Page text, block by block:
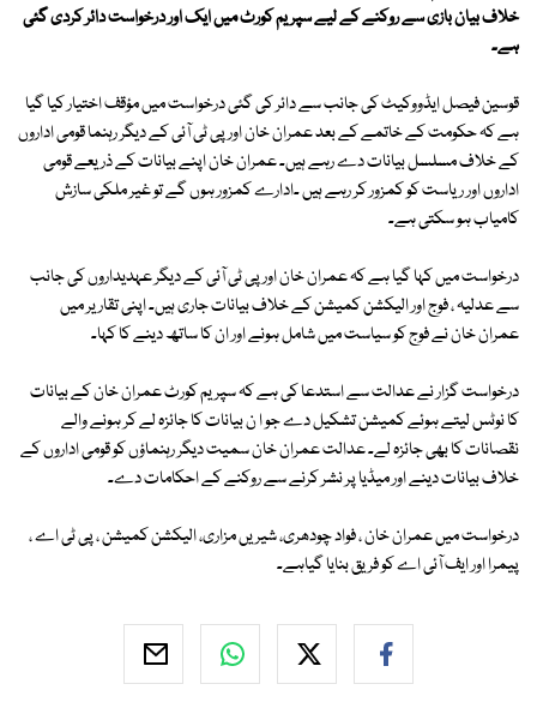
خلاف بیان بازی سے روکنے کے لیے سپریم کورٹ میں ایک اور درخواست دائر کردی گئی
ہے۔
قوسین فیصل ایڈووکیٹ کی جانب سے دائر کی گئی درخواست میں مؤقف اختیار کیا گیا
ہے کہ حکومت کے خاتمے کے بعد عمران خان اور پی ٹی آئی کے دیگر رہنما قومی اداروں
کے خلاف مسلسل بیانات دے رہے ہیں۔ عمران خان اپنے بیانات کے ذریعے قومی
اداروں اور ریاست کو کمزور کر رہے ہیں ۔ادارے کمزور ہوں گے تو غیر ملکی سازش
کامیاب ہو سکتی ہے۔
درخواست میں کہا گیا ہے کہ عمران خان اور پی ٹی آئی کے دیگر عہدیداروں کی جانب
سے عدلیہ ، فوج اور الیکشن کمیشن کے خلاف بیانات جاری ہیں۔ اپنی تقاریر میں
عمران خان نے فوج کو سیاست میں شامل ہونے اور ان کا ساتھ دینے کا کہا۔
درخواست گزار نے عدالت سے استدعا کی ہے کہ سپریم کورٹ عمران خان کے بیانات
کا نوٹس لیتے ہوئے کمیشن تشکیل دے جو ا ن بیانات کا جائزہ لے کر ہونے والے
نقصانات کا بھی جائزہ لے۔ عدالت عمران خان سمیت دیگر رہنماؤں کو قومی اداروں کے
خلاف بیانات دینے اور میڈیا پر نشر کرنے سے روکنے کے احکامات دے۔
درخواست میں عمران خان ، فواد چودھری، شیریں مزاری، الیکشن کمیشن ، پی ٹی اے ،
پیمرا اور ایف آئی اے کو فریق بنایا گیاہے۔